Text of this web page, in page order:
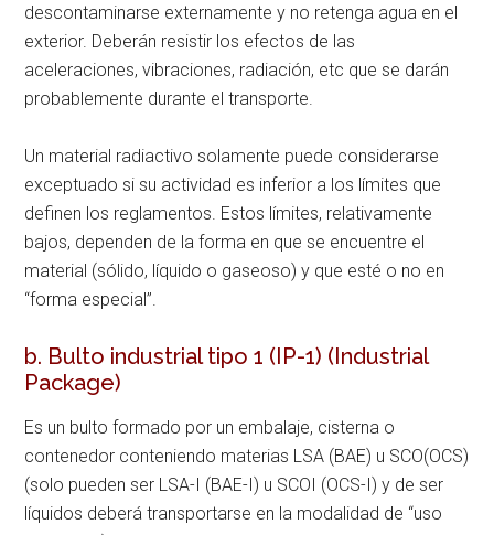
descontaminarse externamente y no retenga agua en el
exterior. Deberán resistir los efectos de las
aceleraciones, vibraciones, radiación, etc que se darán
probablemente durante el transporte.
Un material radiactivo solamente puede considerarse
exceptuado si su actividad es inferior a los límites que
definen los reglamentos. Estos límites, relativamente
bajos, dependen de la forma en que se encuentre el
material (sólido, líquido o gaseoso) y que esté o no en
“forma especial”.
b. Bulto industrial tipo 1 (IP-1) (Industrial
Package)
Es un bulto formado por un embalaje, cisterna o
contenedor conteniendo materias LSA (BAE) u SCO(OCS)
(solo pueden ser LSA-I (BAE-I) u SCOI (OCS-I) y de ser
líquidos deberá transportarse en la modalidad de “uso